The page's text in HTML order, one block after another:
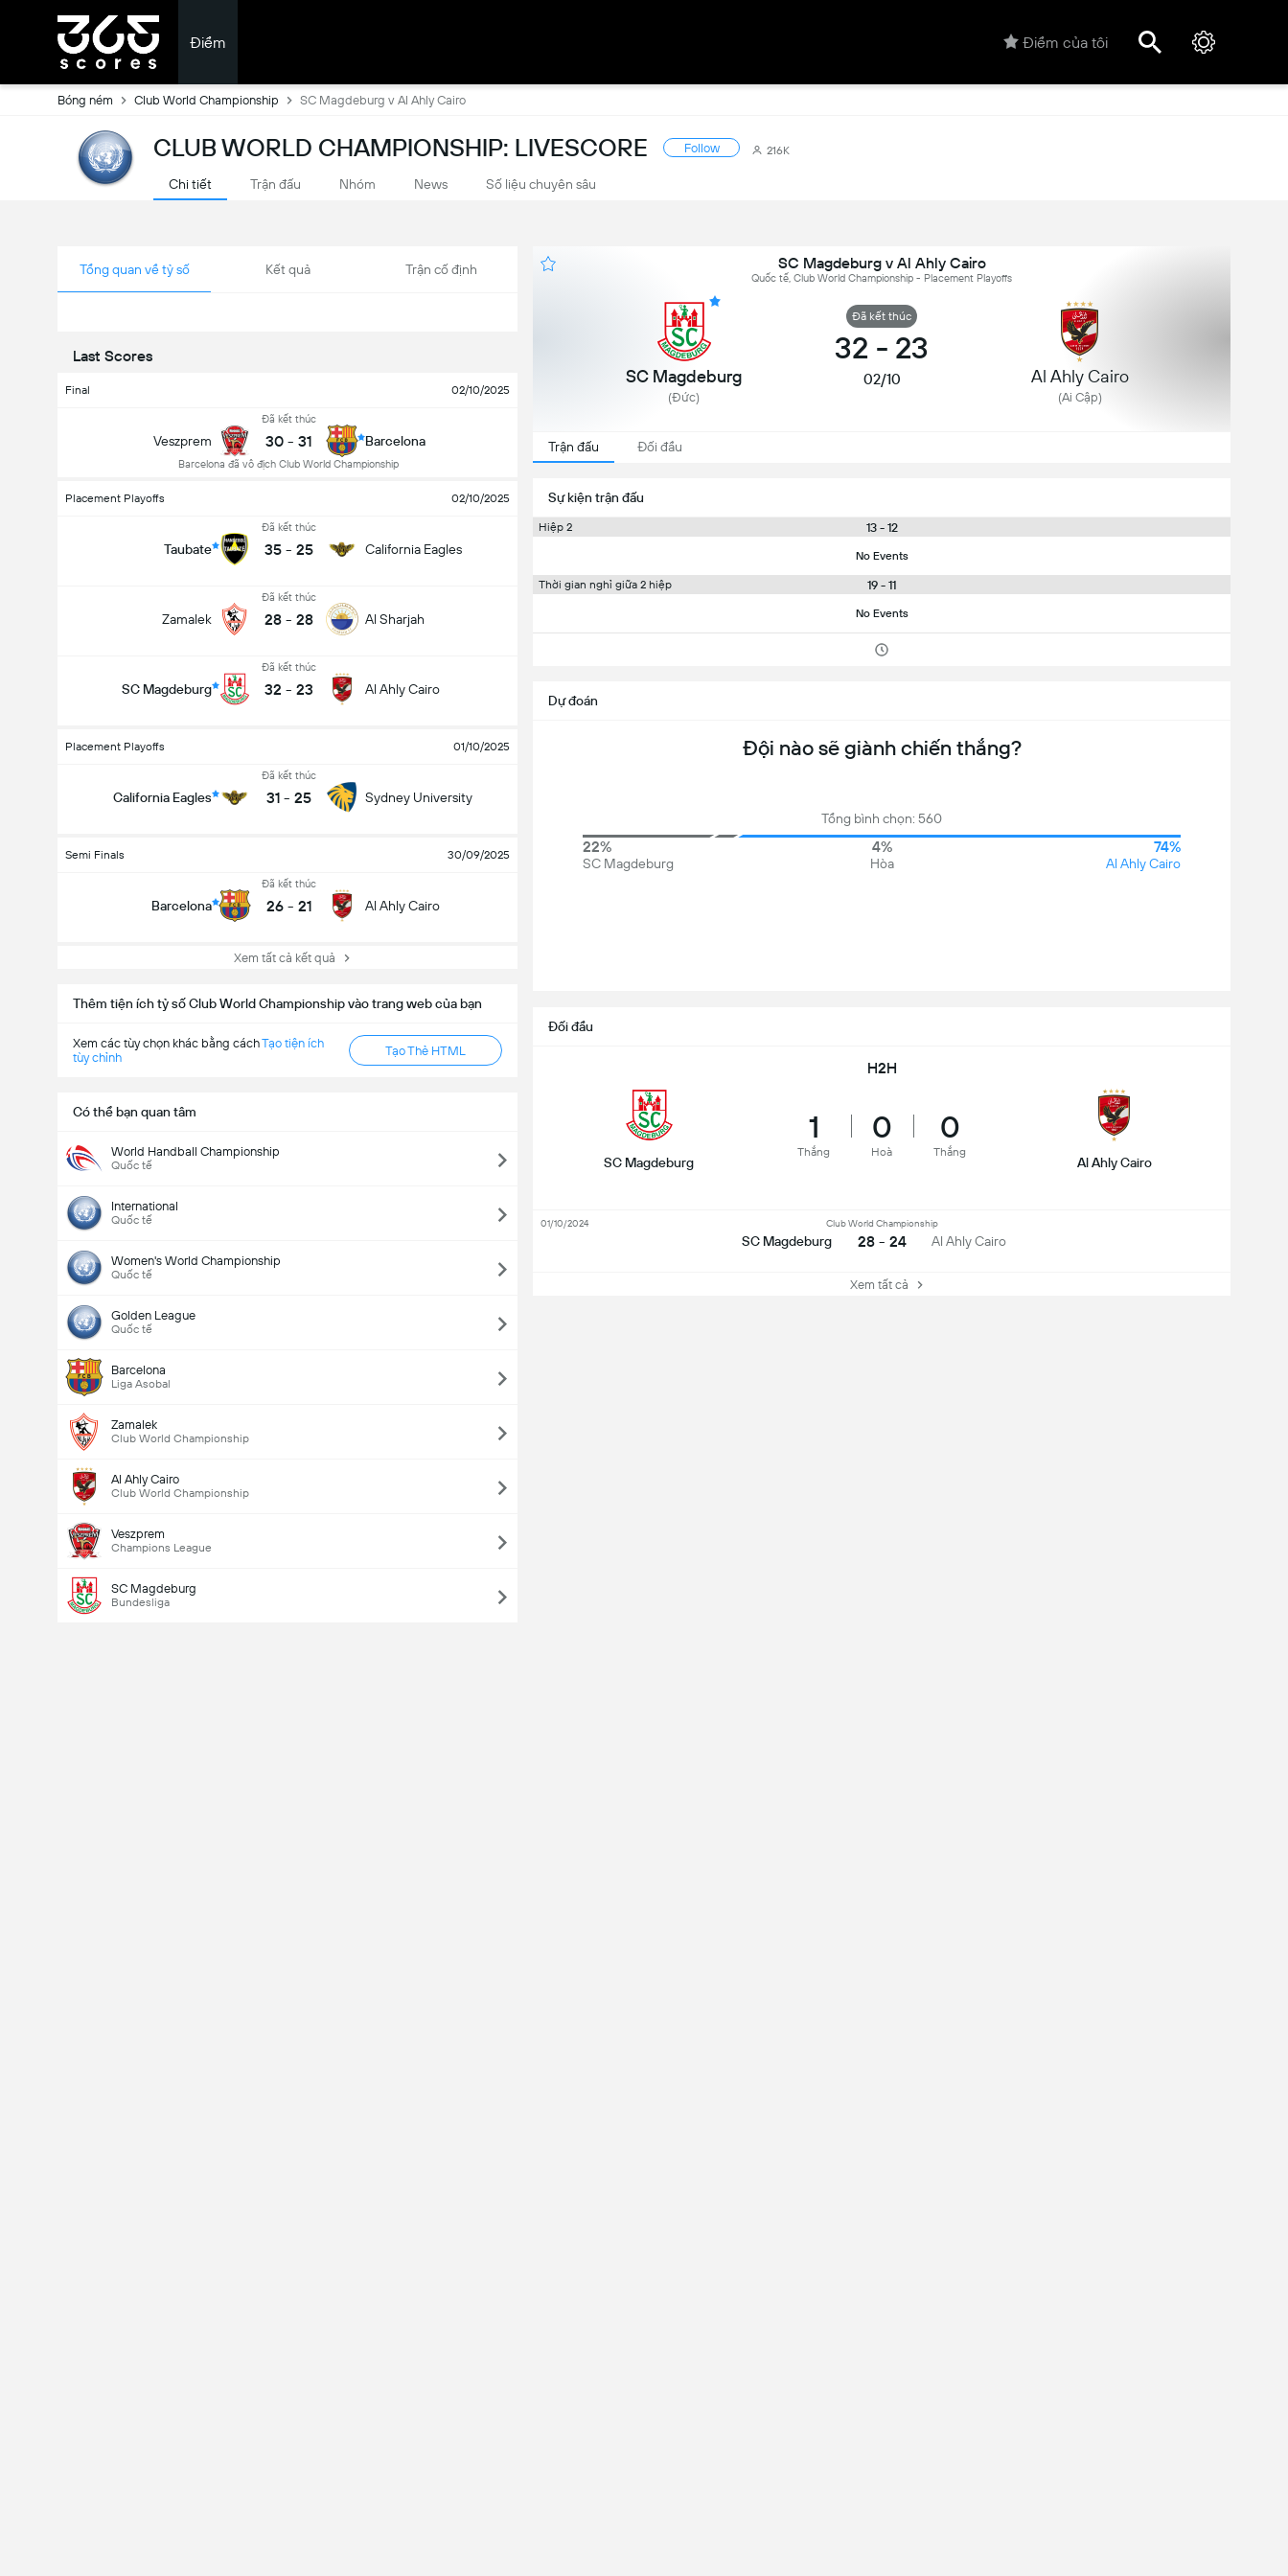
Điểm Điểm của tôi
Bóng ném Club World Championship SC Magdeburg v Al Ahly Cairo
CLUB WORLD CHAMPIONSHIP: LIVESCORE Follow 216K
Chi tiết Trận đấu Nhóm News Số liệu chuyên sâu
Tổng quan về tỷ số Kết quả Trận cố định
Last Scores
Final 02/10/2025
Veszprem
Đã kết thúc
30 - 31
Barcelona đã vô địch Club World Championship
Barcelona
Placement Playoffs 02/10/2025
Taubate
Đã kết thúc
35 - 25 California Eagles
Zamalek
Đã kết thúc
28 - 28 Al Sharjah
SC Magdeburg
Đã kết thúc
32 - 23 Al Ahly Cairo
Placement Playoffs 01/10/2025
California Eagles
Đã kết thúc
31 - 25 Sydney University
Semi Finals 30/09/2025
Barcelona
Đã kết thúc
26 - 21 Al Ahly Cairo
Xem tất cả kết quả
Thêm tiện ích tỷ số Club World Championship vào trang web của bạn
Xem các tùy chọn khác bằng cáchTạo tiện ích
tùy chỉnh
Tạo Thẻ HTML
Có thể bạn quan tâm
World Handball Championship
Quốc tế
International
Quốc tế
Women's World Championship
Quốc tế
Golden League
Quốc tế
Barcelona
Liga Asobal
Zamalek
Club World Championship
Al Ahly Cairo
Club World Championship
Veszprem
Champions League
SC Magdeburg
Bundesliga
SC Magdeburg v Al Ahly Cairo
Quốc tế, Club World Championship - Placement Playoffs
SC Magdeburg
(Đức)
Đã kết thúc
32 - 23
02/10 Al Ahly Cairo
(Ai Cập)
Trận đấu Đối đầu
Sự kiện trận đấu
Hiệp 2 13 - 12
No Events
Thời gian nghỉ giữa 2 hiệp 19 - 11
No Events
Dự đoán
Đội nào sẽ giành chiến thắng?
Tổng bình chọn: 560
22%
SC Magdeburg
4%
Hòa
74%
Al Ahly Cairo
Đối đầu
H2H
SC Magdeburg
1
Thắng
0
Hoà
0
Thắng
Al Ahly Cairo
SC Magdeburg
Club World Championship
28 - 24 Al Ahly Cairo
01/10/2024
Xem tất cả